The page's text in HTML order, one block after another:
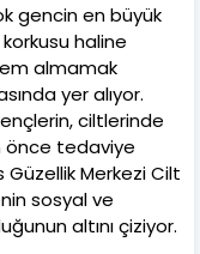
gencin en büyük
korkusu haline
almamak
yer alıyor.
ciltlerinde
önce tedaviye
Merkezi Cilt
sosyal ve
altını çiziyor.